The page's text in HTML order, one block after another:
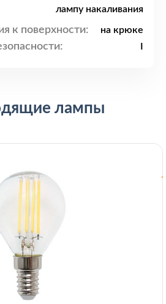
лампу накаливания
к поверхности: на крюке
лампы